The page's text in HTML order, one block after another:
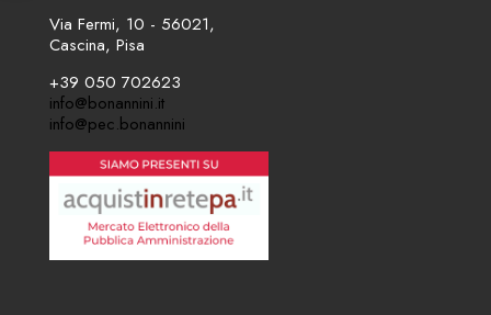
Via Fermi, 10 - 56021,
Cascina, Pisa
+39 050 702623
info@bonannini.it
info@pec.bonannini